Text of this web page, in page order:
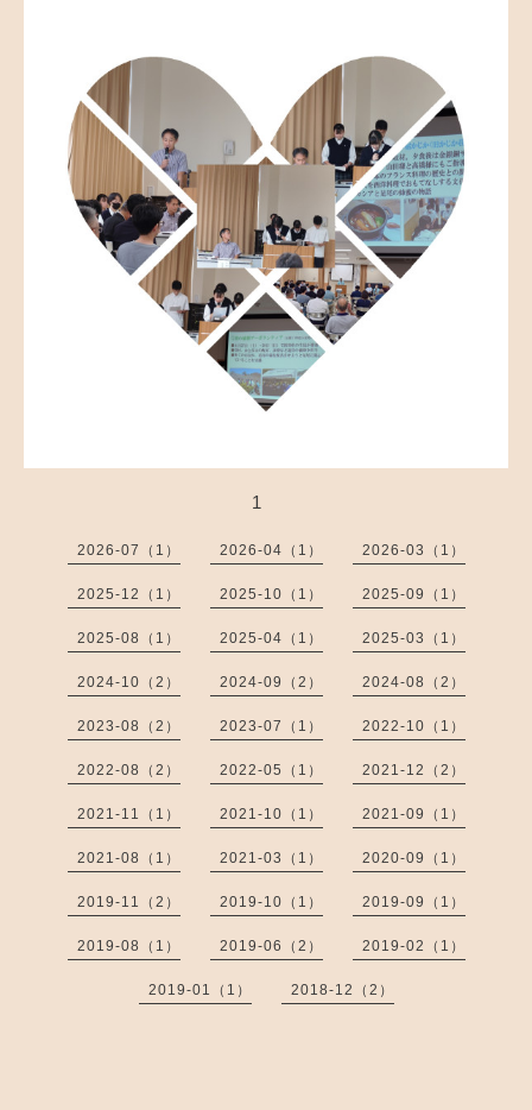
1
2026-07（1） 2026-04（1） 2026-03（1）
2025-12（1） 2025-10（1） 2025-09（1）
2025-08（1） 2025-04（1） 2025-03（1）
2024-10（2） 2024-09（2） 2024-08（2）
2023-08（2） 2023-07（1） 2022-10（1）
2022-08（2） 2022-05（1） 2021-12（2）
2021-11（1） 2021-10（1） 2021-09（1）
2021-08（1） 2021-03（1） 2020-09（1）
2019-11（2） 2019-10（1） 2019-09（1）
2019-08（1） 2019-06（2） 2019-02（1）
2019-01（1） 2018-12（2）